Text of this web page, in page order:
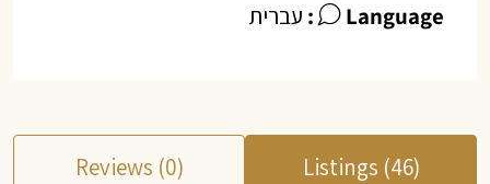
Language: עברית
Listings (46)
Reviews (0)